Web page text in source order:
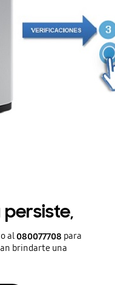
persiste,
al 080077708 para
brindarte una